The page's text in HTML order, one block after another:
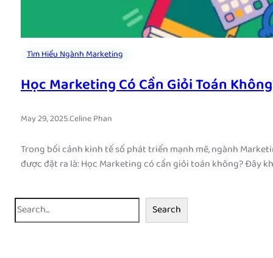
Tìm Hiểu Ngành Marketing
Học Marketing Có Cần Giỏi Toán
May 29, 2025.Celine Phan
Trong bối cảnh kinh tế số phát triển mạnh mẽ, ngành
được đặt ra là: Học Marketing có cần giỏi toán không? Đây
S
e
Search